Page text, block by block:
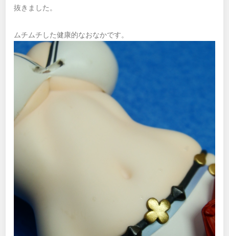
抜きました。
ムチムチした健康的なおなかです。